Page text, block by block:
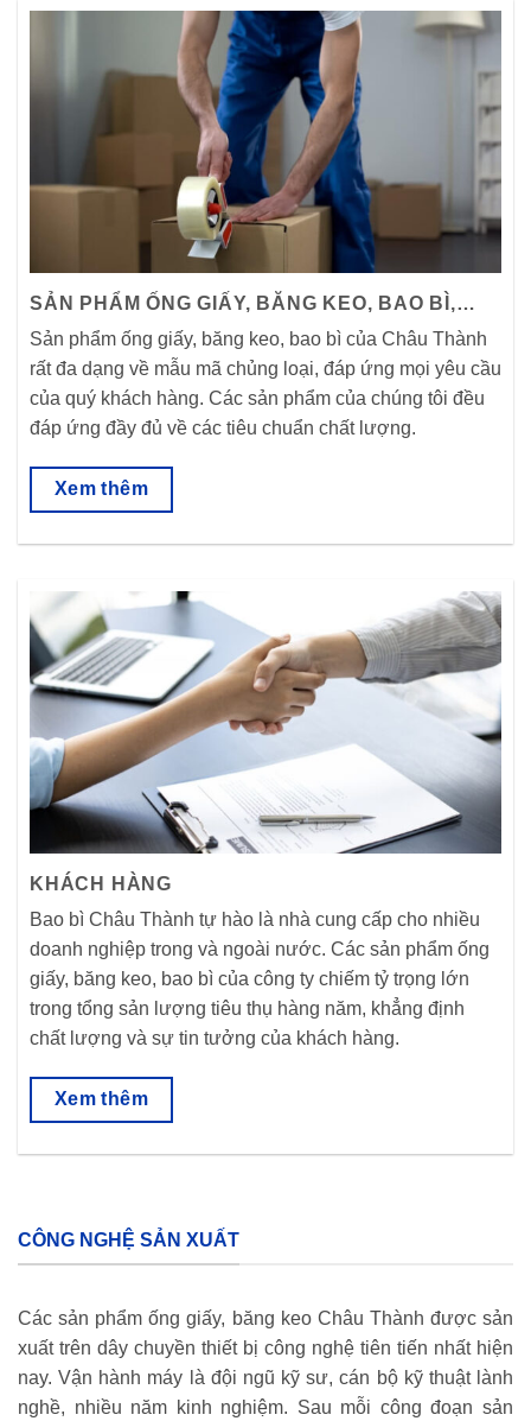
SẢN PHẨM ỐNG GIẤY, BĂNG KEO, BAO BÌ,…
Sản phẩm ống giấy, băng keo, bao bì của Châu Thành
rất đa dạng về mẫu mã chủng loại, đáp ứng mọi yêu cầu
của quý khách hàng. Các sản phẩm của chúng tôi đều
đáp ứng đầy đủ về các tiêu chuẩn chất lượng.
Xem thêm
KHÁCH HÀNG
Bao bì Châu Thành tự hào là nhà cung cấp cho nhiều
doanh nghiệp trong và ngoài nước. Các sản phẩm ống
giấy, băng keo, bao bì của công ty chiếm tỷ trọng lớn
trong tổng sản lượng tiêu thụ hàng năm, khẳng định
chất lượng và sự tin tưởng của khách hàng.
Xem thêm
CÔNG NGHỆ SẢN XUẤT
Các sản phẩm ống giấy, băng keo Châu Thành được sản
xuất trên dây chuyền thiết bị công nghệ tiên tiến nhất hiện
nay. Vận hành máy là đội ngũ kỹ sư, cán bộ kỹ thuật lành
nghề, nhiều năm kinh nghiệm. Sau mỗi công đoạn sản